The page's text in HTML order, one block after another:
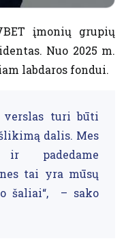
įmonių grupių
Nuo 2025 m.
labdaros fondui.
verslas turi būti
dalis. Mes
ir padedame
tai yra mūsų
šaliai“, – sako